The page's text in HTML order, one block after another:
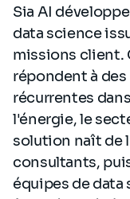
Sia AI
data science
missions client.
répondent à
récurrentes
l'énergie, le
solution naît de
consultants,
équipes de